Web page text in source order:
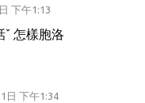
下午1:13
怎樣胞洛
日 下午1:34